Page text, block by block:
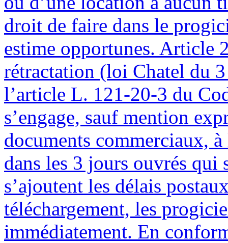
droit de faire dans le
estime opportunes.
rétractation (loi Chatel du
l’article L. 121-20-3 du
s’engage, sauf mention
documents commerciaux,
dans les 3 jours ouvrés qui
s’ajoutent les délais
téléchargement, les
immédiatement. En